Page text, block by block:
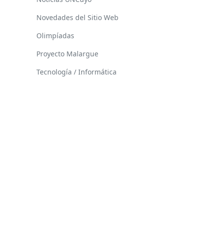
Novedades del Sitio Web
Olimpíadas
Proyecto Malargue
Tecnología / Informática